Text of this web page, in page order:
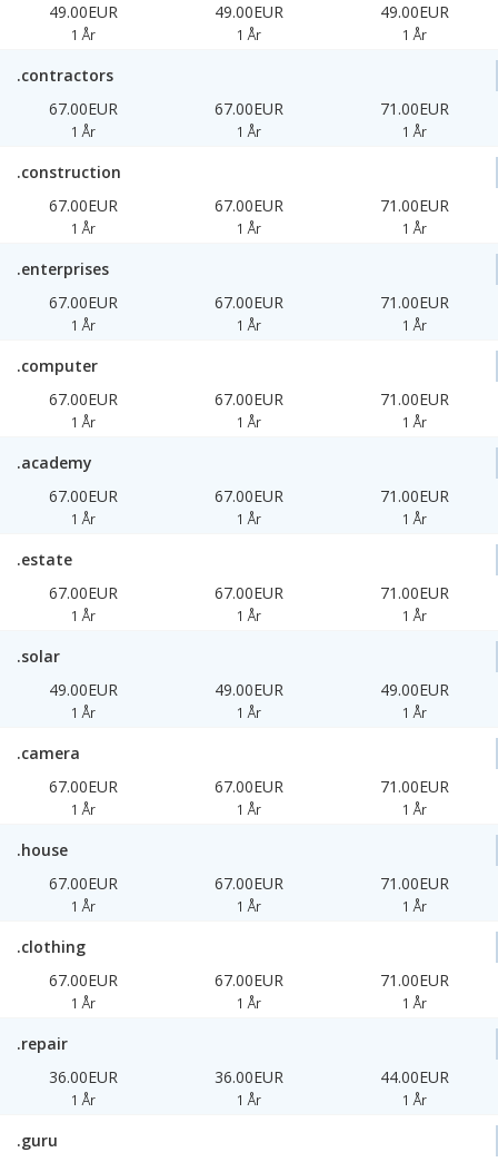
49.00EUR
1 År
49.00EUR
1 År
49.00EUR
1 År
.contractors
67.00EUR
1 År
67.00EUR
1 År
71.00EUR
1 År
.construction
67.00EUR
1 År
67.00EUR
1 År
71.00EUR
1 År
.enterprises
67.00EUR
1 År
67.00EUR
1 År
71.00EUR
1 År
.computer
67.00EUR
1 År
67.00EUR
1 År
71.00EUR
1 År
.academy
67.00EUR
1 År
67.00EUR
1 År
71.00EUR
1 År
.estate
67.00EUR
1 År
67.00EUR
1 År
71.00EUR
1 År
.solar
49.00EUR
1 År
49.00EUR
1 År
49.00EUR
1 År
.camera
67.00EUR
1 År
67.00EUR
1 År
71.00EUR
1 År
.house
67.00EUR
1 År
67.00EUR
1 År
71.00EUR
1 År
.clothing
67.00EUR
1 År
67.00EUR
1 År
71.00EUR
1 År
.repair
36.00EUR
1 År
36.00EUR
1 År
44.00EUR
1 År
.guru